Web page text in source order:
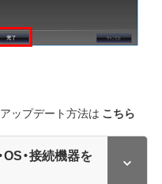
ップデート方法は こちら
・接続機器を